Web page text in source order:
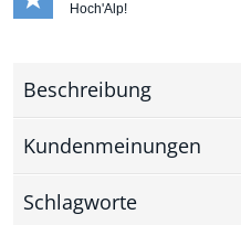
Hoch'Alp!
Beschreibung
Kundenmeinungen
Schlagworte